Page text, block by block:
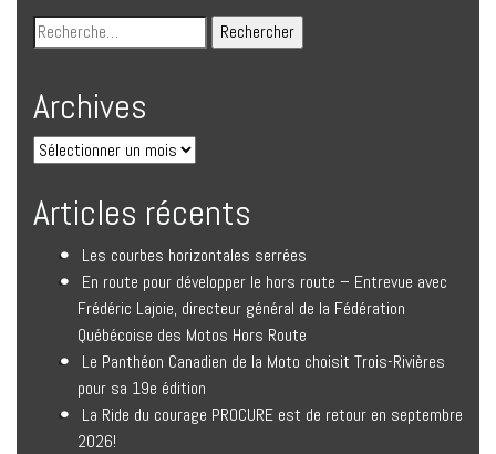
Archives
Articles récents
Les courbes horizontales serrées
En route pour développer le hors route – Entrevue avec
Frédéric Lajoie, directeur général de la Fédération
Québécoise des Motos Hors Route
Le Panthéon Canadien de la Moto choisit Trois-Rivières
pour sa 19e édition
La Ride du courage PROCURE est de retour en septembre
2026!